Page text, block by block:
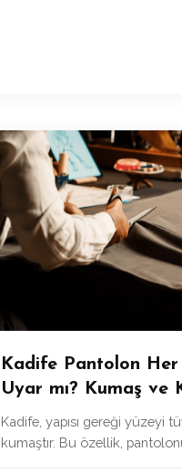
Kadife Pantolon Her
Uyar mı? Kumaş ve
Rehberi
Kadife, yapısı gereği yüzeyi
kumaştır. Bu özellik,